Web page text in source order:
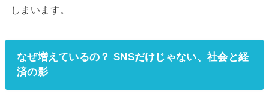
しまいます。
なぜ増えているの？ SNSだけじゃない、社会と経
済の影